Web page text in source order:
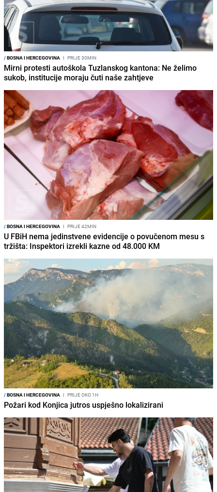
/BOSNA I HERCEGOVINA I PRIJE 30MIN
Mirni protesti autoškola Tuzlanskog kantona: Ne želimo
sukob, institucije moraju čuti naše zahtjeve
/BOSNA I HERCEGOVINA I PRIJE 42MIN
U FBiH nema jedinstvene evidencije o povučenom mesu s
tržišta: Inspektori izrekli kazne od 48.000 KM
/BOSNA I HERCEGOVINA I PRIJE OKO 1H
Požari kod Konjica jutros uspješno lokalizirani